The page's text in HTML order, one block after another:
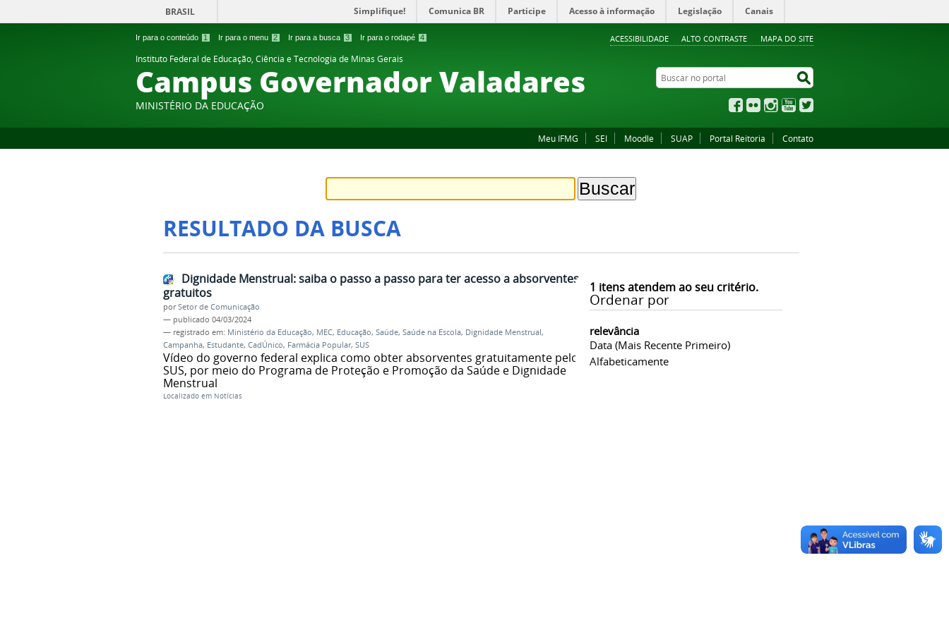
Ir para o conteúdo 1 Ir para o menu 2 Ir para a busca 3 Ir para o rodapé 4 ACESSIBILIDADE ALTO CONTRASTE MAPA DO SITE
BRASIL Simplifique! Comunica BR Participe Acesso à informação Legislação Canais
Instituto Federal de Educação, Ciência e Tecnologia de Minas Gerais
Campus Governador Valadares
MINISTÉRIO DA EDUCAÇÃO
Buscar no portal
Facebook
Flickr InstagramYouTube
Meu IFMG SEI Moodle SUAP Portal Reitoria Contato
RESULTADO DA BUSCA
1 itens atendem ao seu critério.
Ordenar por
relevância
Data (mais Recente Primeiro)
Alfabeticamente
Dignidade Menstrual: saiba o passo a passo para ter acesso a absorventes
gratuitos
porSetor de Comunicação
— publicado 04/03/2024
— registrado em: Ministério da Educação, MEC, Educação, Saúde, Saúde na Escola, Dignidade Menstrual,
Campanha, Estudante, CadÚnico, Farmácia Popular, SUS
Vídeo do governo federal explica como obter absorventes gratuitamente pelo
SUS, por meio do Programa de Proteção e Promoção da Saúde e Dignidade
Menstrual
Localizado em Notícias